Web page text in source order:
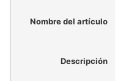
Nombre del artículo
Descripción